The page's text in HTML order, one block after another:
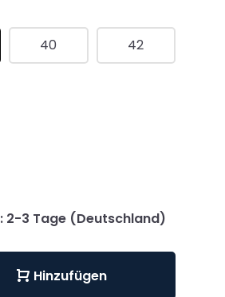
40 42
2-3 Tage (Deutschland)
Hinzufügen